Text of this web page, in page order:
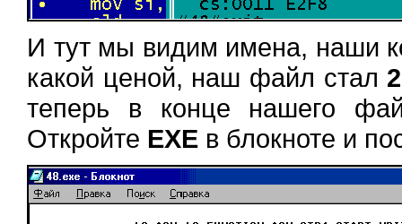
И тут мы видим имена, наши
какой ценой, наш файл стал
теперь в конце нашего
Откройте EXE в блокноте и